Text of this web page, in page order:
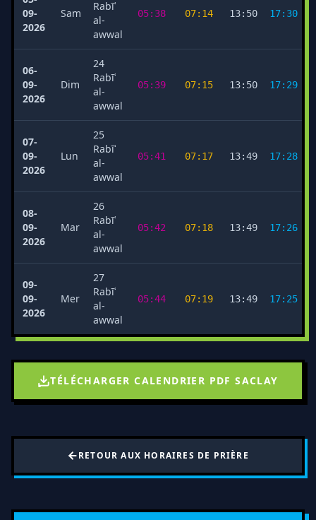
09-
2026
Sam
Rabīʿ
al-
awwal
05:38 07:14 13:50 17:30
06-
09-
2026
Dim
24
Rabīʿ
al-
awwal
05:39 07:15 13:50 17:29
07-
09-
2026
Lun
25
Rabīʿ
al-
awwal
05:41 07:17 13:49 17:28
08-
09-
2026
Mar
26
Rabīʿ
al-
awwal
05:42 07:18 13:49 17:26
09-
09-
2026
Mer
27
Rabīʿ
al-
awwal
05:44 07:19 13:49 17:25
TÉLÉCHARGER CALENDRIER PDF SACLAY
RETOUR AUX HORAIRES DE PRIÈRE